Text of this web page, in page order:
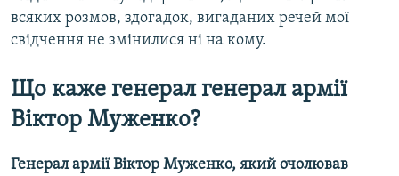
всяких розмов, здогадок, вигаданих речей мої
свідчення не змінилися ні на кому.
Що каже генерал генерал армії
Віктор Муженко?
Генерал армії Віктор Муженко, який очолював